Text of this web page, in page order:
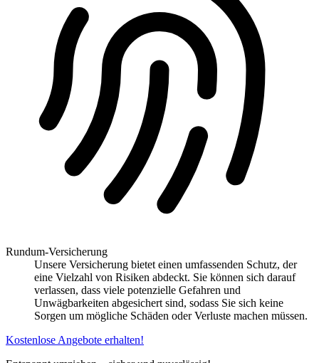
Rundum-Versicherung
Unsere Versicherung bietet einen umfassenden Schutz, der
eine Vielzahl von Risiken abdeckt. Sie können sich darauf
verlassen, dass viele potenzielle Gefahren und
Unwägbarkeiten abgesichert sind, sodass Sie sich keine
Sorgen um mögliche Schäden oder Verluste machen müssen.
Kostenlose Angebote erhalten!